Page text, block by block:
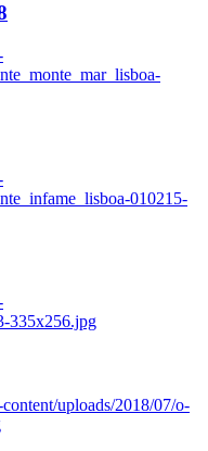
010215-
335x256.jpg
uploads/2018/07/o-